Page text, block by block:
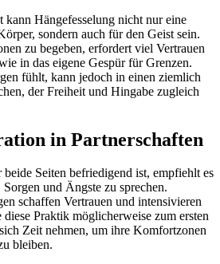
kann Hängefesselung nicht nur eine
sondern auch für den Geist sein.
zu begeben, erfordert viel Vertrauen
in das eigene Gespür für Grenzen.
fühlt, kann jedoch in einen ziemlich
der Freiheit und Hingabe zugleich
in Partnerschaften
Seiten befriedigend ist, empfiehlt es
und Ängste zu sprechen.
schaffen Vertrauen und intensivieren
diese Praktik möglicherweise zum ersten
Zeit nehmen, um ihre Komfortzonen
bleiben.